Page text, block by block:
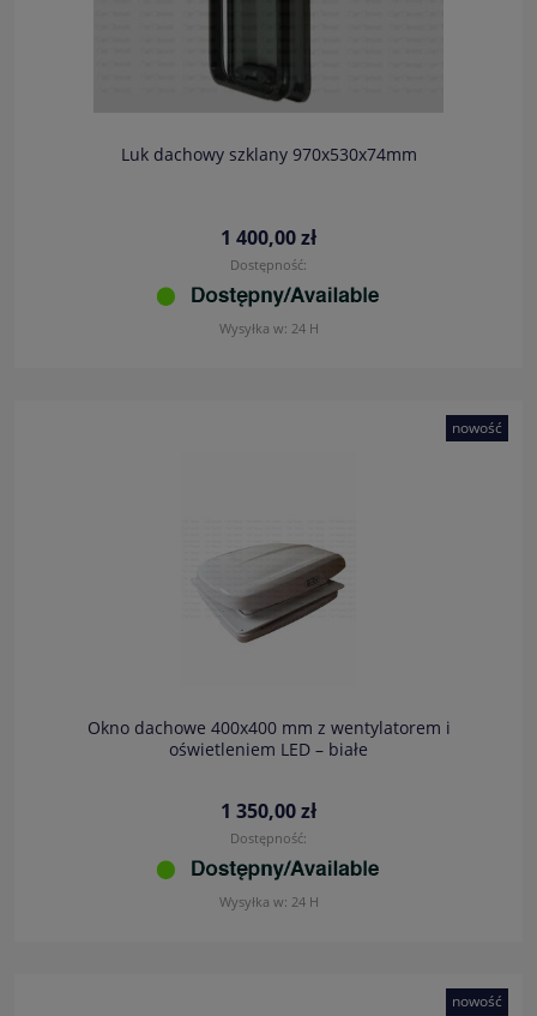
Luk dachowy szklany 970x530x74mm
1 400,00 zł
Dostępność:
Wysyłka w: 24 H
Okno dachowe 400x400 mm z wentylatorem i
oświetleniem LED – białe
1 350,00 zł
Dostępność:
Wysyłka w: 24 H
nowość
nowość